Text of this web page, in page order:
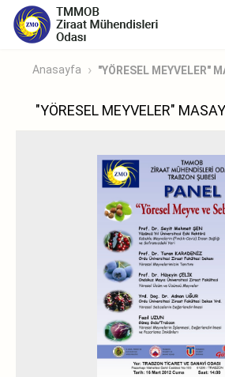
Anasayfa "YÖRESEL MEYVELER"
"YÖRESEL MEYVELER"